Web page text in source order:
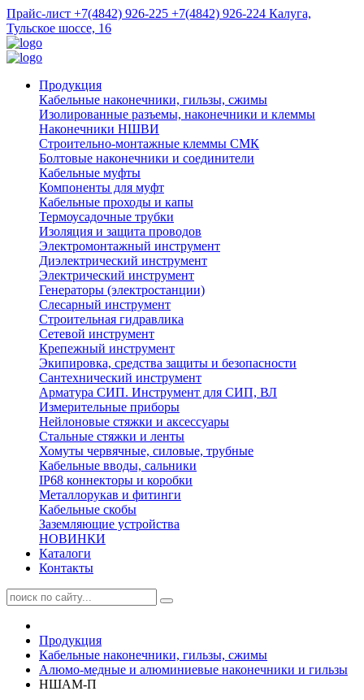
Прайс-лист +7(4842) 926-225 +7(4842) 926-224 Калуга,
Тульское шоссе, 16
Продукция
Кабельные наконечники, гильзы, сжимы
Изолированные разъемы, наконечники и клеммы
Наконечники НШВИ
Строительно-монтажные клеммы СМК
Болтовые наконечники и соединители
Кабельные муфты
Компоненты для муфт
Кабельные проходы и капы
Термоусадочные трубки
Изоляция и защита проводов
Электромонтажный инструмент
Диэлектрический инструмент
Электрический инструмент
Генераторы (электростанции)
Слесарный инструмент
Строительная гидравлика
Сетевой инструмент
Крепежный инструмент
Экипировка, средства защиты и безопасности
Сантехнический инструмент
Арматура СИП. Инструмент для СИП, ВЛ
Измерительные приборы
Нейлоновые стяжки и аксессуары
Стальные стяжки и ленты
Хомуты червячные, силовые, трубные
Кабельные вводы, сальники
IP68 коннекторы и коробки
Металлорукав и фитинги
Кабельные скобы
Заземляющие устройства
НОВИНКИ
Каталоги
Контакты
Продукция
Кабельные наконечники, гильзы, сжимы
Алюмо-медные и алюминиевые наконечники и гильзы
НШАМ-П